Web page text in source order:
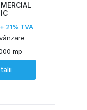
21% TVA
mp